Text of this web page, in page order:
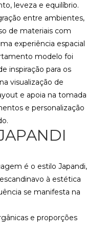
leveza e equilíbrio.
entre ambientes,
de materiais com
experiência espacial
modelo foi
inspiração para os
visualização de
e apoia na tomada
e personalização
é o estilo Japandi,
à estética
se manifesta na
e proporções